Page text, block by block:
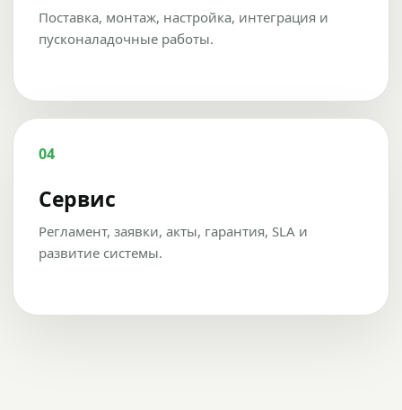
Поставка, монтаж, настройка, интеграция и
пусконаладочные работы.
04
Сервис
Регламент, заявки, акты, гарантия, SLA и
развитие системы.